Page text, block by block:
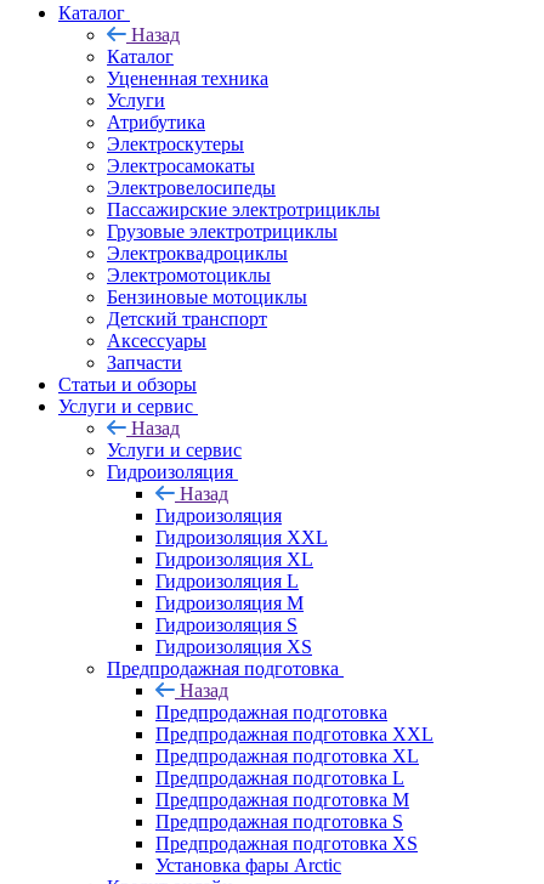
Каталог
Назад
Каталог
Уцененная техника
Услуги
Атрибутика
Электроскутеры
Электросамокаты
Электровелосипеды
Пассажирские электротрициклы
Грузовые электротрициклы
Электроквадроциклы
Электромотоциклы
Бензиновые мотоциклы
Детский транспорт
Аксессуары
Запчасти
Статьи и обзоры
Услуги и сервис
Назад
Услуги и сервис
Гидроизоляция
Назад
Гидроизоляция
Гидроизоляция XXL
Гидроизоляция XL
Гидроизоляция L
Гидроизоляция M
Гидроизоляция S
Гидроизоляция XS
Предпродажная подготовка
Назад
Предпродажная подготовка
Предпродажная подготовка XXL
Предпродажная подготовка XL
Предпродажная подготовка L
Предпродажная подготовка M
Предпродажная подготовка S
Предпродажная подготовка XS
Установка фары Arctic